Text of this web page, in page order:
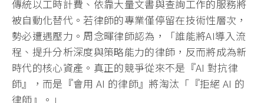
傳統以工時計費、依靠大量文書與查詢工作的服務將
被自動化替代。 若律師的專業僅停留在技術性層次，
勢必遭遇壓力。 周念暉律師認為，「誰能將AI導入流
程、 提升分析深度與策略能力的律師，反而將成為新
時代的核心資產。 真正的競爭從來不是『AI 對抗律
師』，而是『會用 AI 的律師』將淘汰「『拒絕 AI 的
律師』。」